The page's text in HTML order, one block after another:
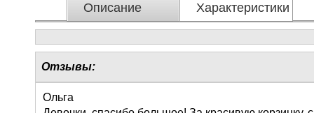
Описание Характеристики
Отзывы:
Ольга